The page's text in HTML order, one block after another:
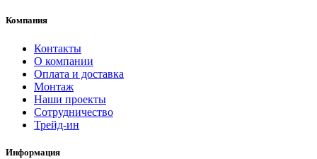
Компания
Контакты
О компании
Оплата и доставка
Монтаж
Наши проекты
Сотрудничество
Трейд-ин
Информация